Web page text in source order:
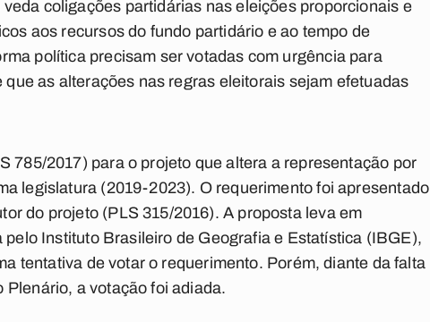
coligações partidárias nas eleições proporcionais e
aos recursos do fundo partidário e ao tempo de
política precisam ser votadas com urgência para
as alterações nas regras eleitorais sejam efetuadas
785/2017) para o projeto que altera a representação por
legislatura (2019-2023). O requerimento foi apresentado
do projeto (PLS 315/2016). A proposta leva em
Instituto Brasileiro de Geografia e Estatística (IBGE),
tentativa de votar o requerimento. Porém, diante da falta
Plenário, a votação foi adiada.